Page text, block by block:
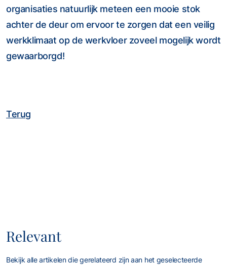
Terug
organisaties natuurlijk meteen een mooie stok
achter de deur om ervoor te zorgen dat een veilig
werkklimaat op de werkvloer zoveel mogelijk wordt
gewaarborgd!
Relevant
Bekijk alle artikelen die gerelateerd zijn aan het geselecteerde